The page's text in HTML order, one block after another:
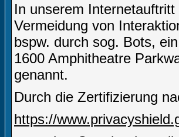
In unserem
Vermeidung von
bspw. durch sog. Bots,
1600 Amphitheatre
genannt.
Durch die Zertifizierung
https://